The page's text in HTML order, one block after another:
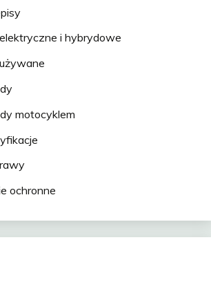
i hybrydowe
motocyklem
ochronne